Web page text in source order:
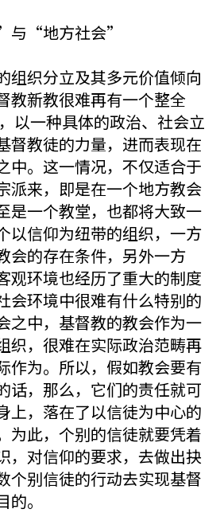
与“地方社会”
组织分立及其多元价值倾向
教新教很难再有一个整全
一种具体的政治、社会立
督教徒的力量，进而表现在
中。这一情况，不仅适合于
派来，即是在一个地方教会
是一个教堂，也都将大致一
以信仰为纽带的组织，一方
会的存在条件，另外一方
观环境也经历了重大的制度
会环境中很难有什么特别的
之中，基督教的教会作为一
织，很难在实际政治范畴再
作为。所以，假如教会要有
话，那么，它们的责任就可
上，落在了以信徒为中心的
为此，个别的信徒就要凭着
，对信仰的要求，去做出抉
个别信徒的行动去实现基督
。